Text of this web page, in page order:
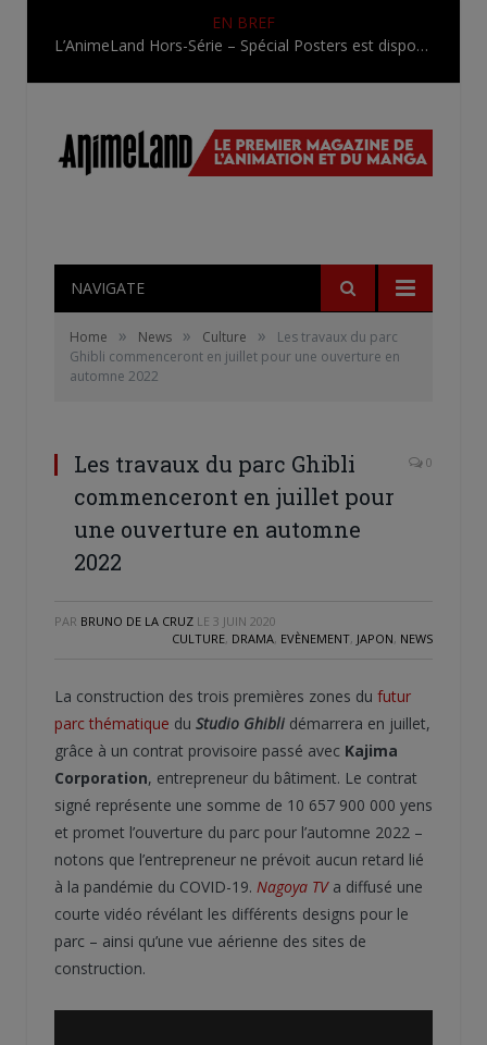
EN BREF
L’AnimeLand Hors-Série – Spécial Posters est disponible !
NAVIGATE
Home » News » Culture »
Les travaux du parc
Ghibli commenceront en juillet pour une ouverture en
automne 2022
Les travaux du parc Ghibli
commenceront en juillet pour
une ouverture en automne
2022
0
PAR BRUNO DE LA CRUZ LE 3 JUIN 2020
CULTURE, DRAMA, EVÈNEMENT, JAPON, NEWS
La construction des trois premières zones du futur
parc thématique du Studio Ghibli démarrera en juillet,
grâce à un contrat provisoire passé avec Kajima
Corporation, entrepreneur du bâtiment. Le contrat
signé représente une somme de 10 657 900 000 yens
et promet l’ouverture du parc pour l’automne 2022 –
notons que l’entrepreneur ne prévoit aucun retard lié
à la pandémie du COVID-19. Nagoya TVa diffusé une
courte vidéo révélant les différents designs pour le
parc – ainsi qu’une vue aérienne des sites de
construction.